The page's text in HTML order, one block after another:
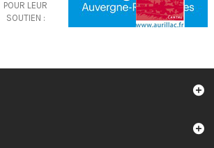
POUR LEUR
SOUTIEN :